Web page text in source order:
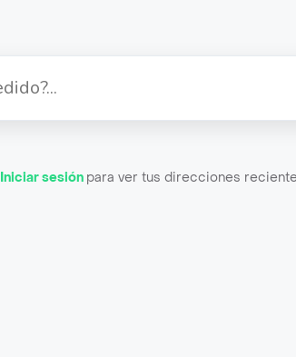
Iniciar sesión para ver tus direcciones